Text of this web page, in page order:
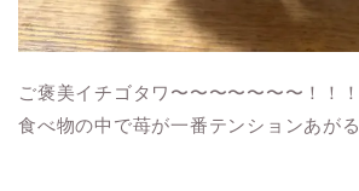
ご褒美イチゴタワ〜〜〜〜〜〜〜！！！
食べ物の中で苺が一番テンションあがる